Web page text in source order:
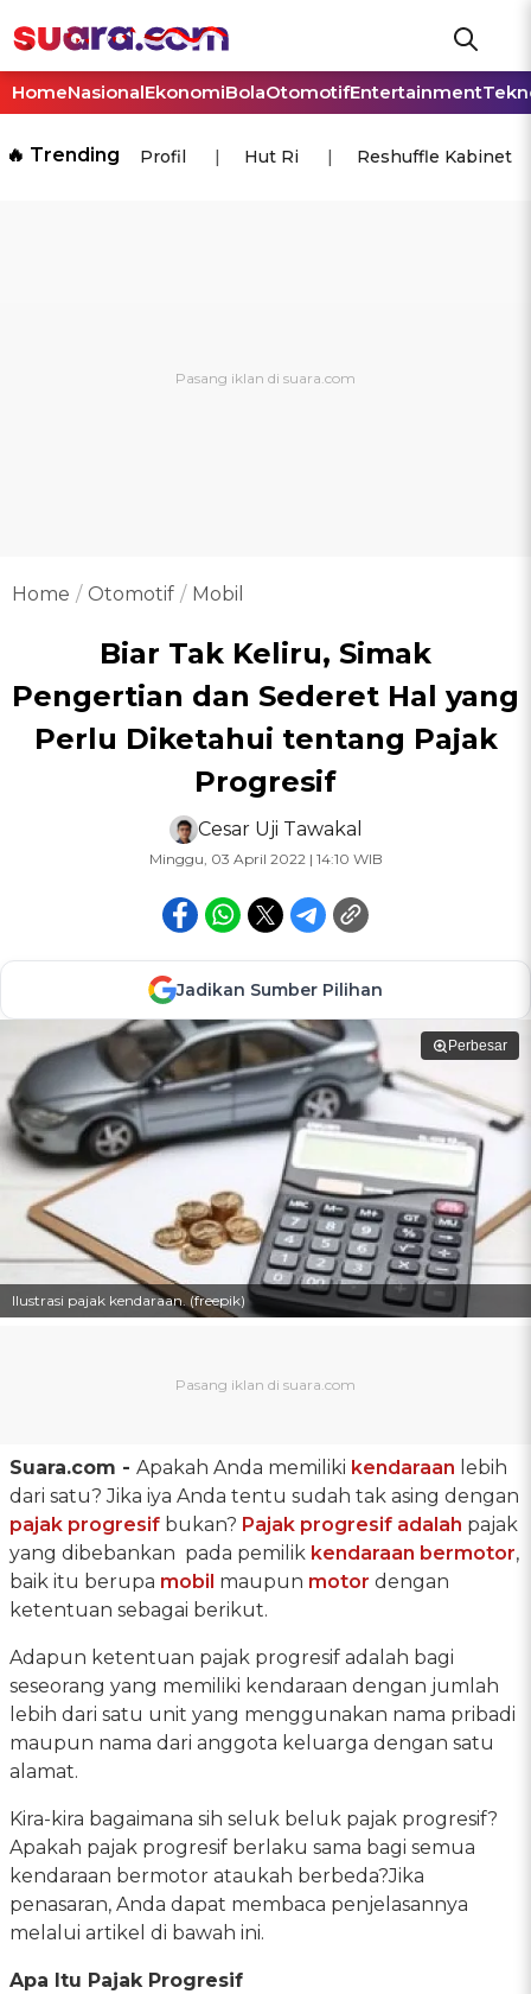
HomeNasionalEkonomiBolaOtomotifEntertainment
🔥 Trending Profil Hut Ri Reshuffle Kabinet
Home Otomotif Mobil
Biar Tak Keliru, Simak
Pengertian dan Sederet Hal yang
Perlu Diketahui tentang Pajak
Progresif
Cesar Uji Tawakal
Minggu, 03 April 2022 | 14:10 WIB
Jadikan Sumber Pilihan
Perbesar
Ilustrasi pajak kendaraan. (freepik)
Suara.com - Apakah Anda memiliki kendaraan lebih
dari satu? Jika iya Anda tentu sudah tak asing dengan
pajak progresif bukan? Pajak progresif adalah pajak
yang dibebankan pada pemilik kendaraan bermotor,
baik itu berupa mobil maupun motor dengan
ketentuan sebagai berikut.
Adapun ketentuan pajak progresif adalah bagi
seseorang yang memiliki kendaraan dengan jumlah
lebih dari satu unit yang menggunakan nama pribadi
maupun nama dari anggota keluarga dengan satu
alamat.
Kira-kira bagaimana sih seluk beluk pajak progresif?
Apakah pajak progresif berlaku sama bagi semua
kendaraan bermotor ataukah berbeda?Jika
penasaran, Anda dapat membaca penjelasannya
melalui artikel di bawah ini.
Apa Itu Pajak Progresif